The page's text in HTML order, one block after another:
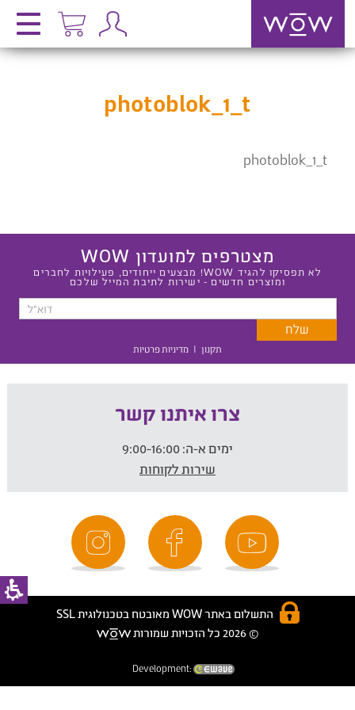
photoblok_1_t
photoblok_1_t
מצטרפים למועדון WOW
לא תפסיקו להגיד WOW! מבצעים ייחודים, פעילויות לחברים
ומוצרים חדשים - ישירות לתיבת המייל שלכם
תקנון | מדיניות פרטיות
צרו איתנו קשר
ימים א-ה:
שירות לקוחות
התשלום באתר WOW מאובטח בטכנולוגית SSL
© 2026 כל הזכויות שמורות
Development: